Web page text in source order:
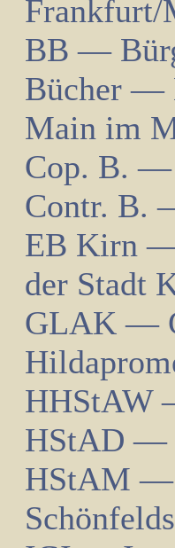
Frankfurt/
BB —
Bücher —
Main im
Cop. B. —
Contr. B.
EB Kirn —
der Stadt
GLAK —
HHStAW
HStAD —
HStAM —